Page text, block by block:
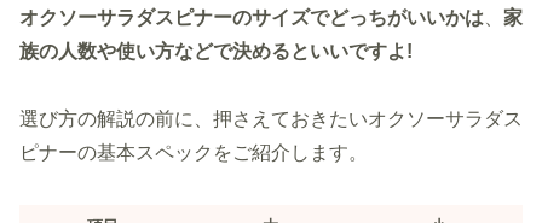
オクソーサラダスピナーのサイズでどっちがいいかは
家
族の人数や使い方などで決めるといいですよ!
選び方の解説の前に、押さえておきたいオクソーサラダス
ピナーの基本スペックをご紹介します。